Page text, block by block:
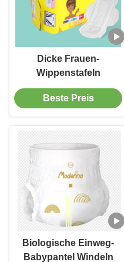
Dicke Frauen-
Wippenstafeln
Beste Preis
Biologische Einweg-
Babypantel Windeln